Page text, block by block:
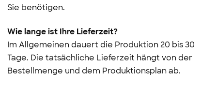
Sie benötigen.
Wie lange ist Ihre Lieferzeit?
Im Allgemeinen dauert die Produktion 20 bis 30
Tage. Die tatsächliche Lieferzeit hängt von der
Bestellmenge und dem Produktionsplan ab.